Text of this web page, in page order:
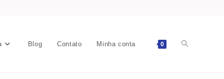
Blog Contato Minha conta 0